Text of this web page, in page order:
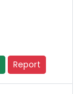
Report